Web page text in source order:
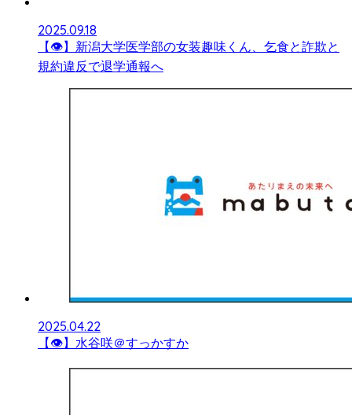
2025.09.18
【👁】新潟大学医学部の女装趣味くん、乞食と詐欺と
規約違反で退学通報へ
2025.04.22
【👁】水谷咲＠すっかすか